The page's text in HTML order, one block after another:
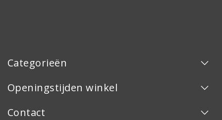
Categorieën
Openingstijden winkel
Contact